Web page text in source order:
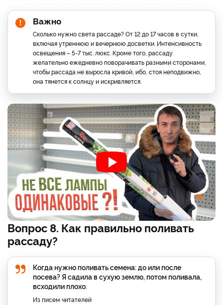
Важно
Сколько нужно света рассаде? От 12 до 17 часов в сутки,
включая утреннюю и вечернюю досветки. Интенсивность
освещения – 5-7 тыс. люкс. Кроме того, рассаду
желательно ежедневно поворачивать разными сторонами,
чтобы рассада не выросла кривой, ибо, стоя неподвижно,
она тянется к солнцу и искривляется.
Вопрос 8. Как правильно поливать
рассаду?
Когда нужно поливать семена: до или после
посева? Я садила в сухую землю, потом поливала,
всходили плохо.
Из писем читателей